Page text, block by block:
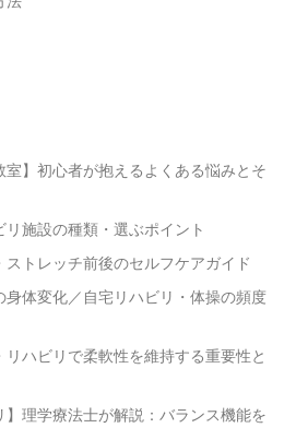
室】初心者が抱えるよくある悩みとそ
リ施設の種類・選ぶポイント
ストレッチ前後のセルフケアガイド
身体変化／自宅リハビリ・体操の頻度
リハビリで柔軟性を維持する重要性と
】理学療法士が解説：バランス機能を